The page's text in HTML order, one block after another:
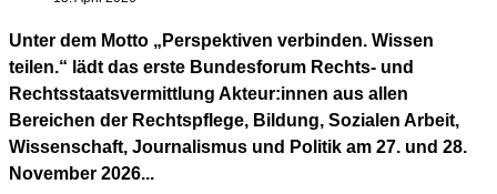
Unter dem Motto „Perspektiven verbinden. Wissen
teilen.“ lädt das erste Bundesforum Rechts- und
Rechtsstaatsvermittlung Akteur:innen aus allen
Bereichen der Rechtspflege, Bildung, Sozialen Arbeit,
Wissenschaft, Journalismus und Politik am 27. und 28.
November 2026...